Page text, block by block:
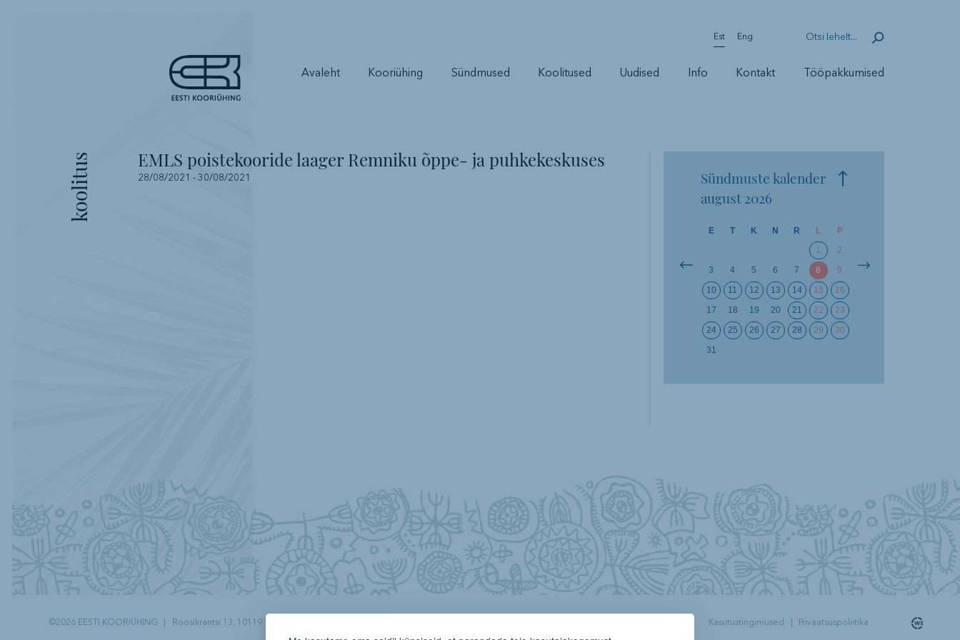
Est Eng
Avaleht Kooriühing Sündmused Koolitused Uudised Info Kontakt Tööpakkumised
koolitus EMLS poistekooride laager Remniku õppe- ja puhkekeskuses
28/08/2021 - 30/08/2021
Sündmuste kalender
august 2026
E T K N R L
P
1
2
3
4 5 6 7 8
9
10
11 12 13 14 15
16
17
18 19 20 21 22
23
24
25 26 27 28 29
30
31
©2026 EESTI KOORIÜHING Roosikrantsi 13, 10119 Tallinn Kasutustingimused Privaatsuspoliitika